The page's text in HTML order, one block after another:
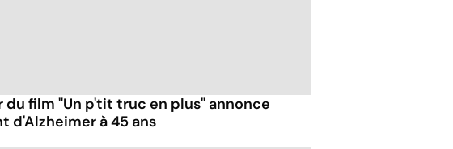
du film "Un p'tit truc en plus" annonce
d'Alzheimer à 45 ans